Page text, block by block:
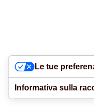
Le tue
Informativa sulla